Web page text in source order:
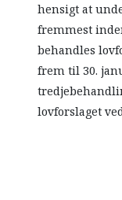
hensigt at
fremmest
behandles
frem til 30.
lovforslaget